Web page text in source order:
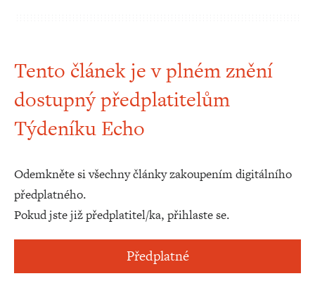
Tento článek je v plném znění
dostupný předplatitelům
Týdeníku Echo
Odemkněte si všechny články zakoupením digitálního
předplatného.
Pokud jste již předplatitel/ka, přihlaste se.
Předplatné